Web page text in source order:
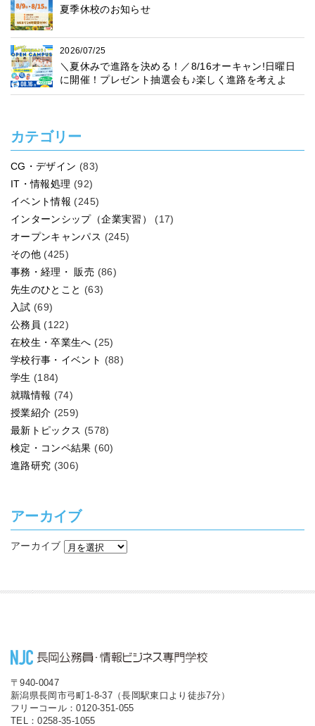
夏季休校のお知らせ
2026/07/25
＼夏休みで進路を決める！／8/16オーキャン!日曜日
に開催！プレゼント抽選会も♪楽しく進路を考えよ
う！
カテゴリー
CG・デザイン (83)
IT・情報処理 (92)
イベント情報 (245)
インターンシップ（企業実習）
(17)
オープンキャンパス (245)
その他 (425)
事務・経理・ 販売 (86)
先生のひとこと (63)
入試 (69)
公務員 (122)
在校生・卒業生へ (25)
学校行事・イベント (88)
学生 (184)
就職情報 (74)
授業紹介 (259)
最新トピックス (578)
検定・コンペ結果 (60)
進路研究 (306)
アーカイブ
アーカイブ
〒940-0047
新潟県長岡市弓町1-8-37（長岡駅東口より徒歩7分）
フリーコール：0120-351-055
TEL：0258-35-1055